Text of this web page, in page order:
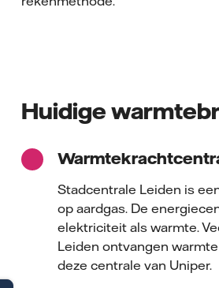
Huidige
Stadcentrale Leiden is
op aardgas. De
elektriciteit als warmte.
Leiden ontvangen
deze centrale van Uniper.